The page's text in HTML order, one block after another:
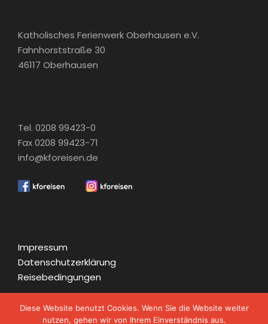
Katholisches Ferienwerk Oberhausen e.V.
Fahnhorststraße 30
46117 Oberhausen
Tel. 0208 99423-0
Fax 0208 99423-71
info@kforeisen.de
Impressum
Datenschutzerklärung
Reisebedingungen
Diese Website benutzt Cookies. Wenn Sie die Website weiter
nutzen, gehen wir von Ihrem Einverständnis aus.